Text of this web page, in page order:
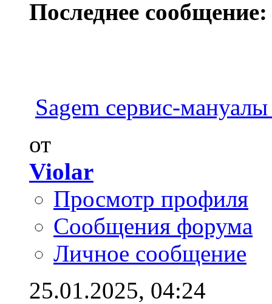
Последнее сообщение:
Sagem сервис-
от
Violar
Просмотр профиля
Сообщения форума
Личное сообщение
25.01.2025, 04:24